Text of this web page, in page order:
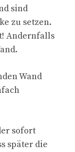
sind
zu setzen.
Andernfalls
Wand
sofort
später die